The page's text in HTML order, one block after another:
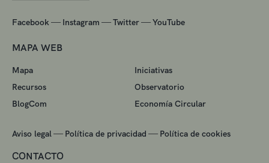
Facebook— Instagram —Twitter—YouTube
MAPA WEB
Mapa
Iniciativas
Recursos
Observatorio
BlogCom
Economía Circular
Aviso legal— Política de privacidad — Política de cookies
CONTACTO